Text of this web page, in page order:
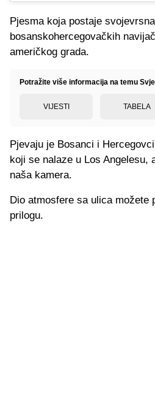
Pjesma koja postaje
bosanskohercegovačkih
američkog grada.
Potražite više informacija na temu
VIJESTI TABELA
Pjevaju je Bosanci i
koji se nalaze u Los Angelesu,
naša kamera.
Dio atmosfere sa ulica možete
prilogu.